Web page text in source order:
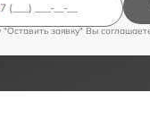
заявку" Вы